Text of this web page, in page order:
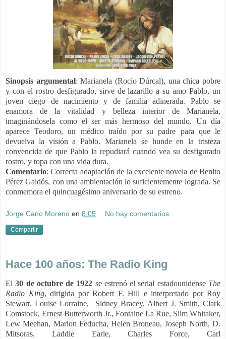
Sinopsis argumental: Marianela (Rocío Dúrcal), una chica pobre
y con el rostro desfigurado, sirve de lazarillo a su amo Pablo, un
joven ciego de nacimiento y de familia adinerada. Pablo se
enamora de la vitalidad y belleza interior de Marianela,
imaginándosela como el ser más hermoso del mundo. Un día
aparece Teodoro, un médico traído por su padre para que le
devuelva la visión a Pablo. Marianela se hunde en la tristeza
convencida de que Pablo la repudiará cuando vea su desfigurado
rostro, y topa con una vida dura.
Comentario: Correcta adaptación de la excelente novela de Benito
Pérez Galdós, con una ambientación lo suficientemente lograda. Se
conmemora el quincuagésimo aniversario de su estreno.
Jorge Cano Moreno en 8:05 No hay comentarios:
Compartir
Hace 100 años: The Radio King
El30 de octubre de 1922 se estrenó el serial estadounidense The
Radio King, dirigida por Robert F. Hill e interpretado por Roy
Stewart, Louise Lorraine, Sidney Bracey, Albert J. Smith, Clark
Comstock, Ernest Butterworth Jr., Fontaine La Rue, Slim Whitaker,
Lew Meehan, Marion Feducha, Helen Broneau, Joseph North, D.
Mitsoras, Laddie Earle, Charles Force, Carl